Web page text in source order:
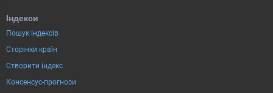
Індекси
Пошук індексів
Сторінки країн
Створити індекс
Консенсус-прогнози